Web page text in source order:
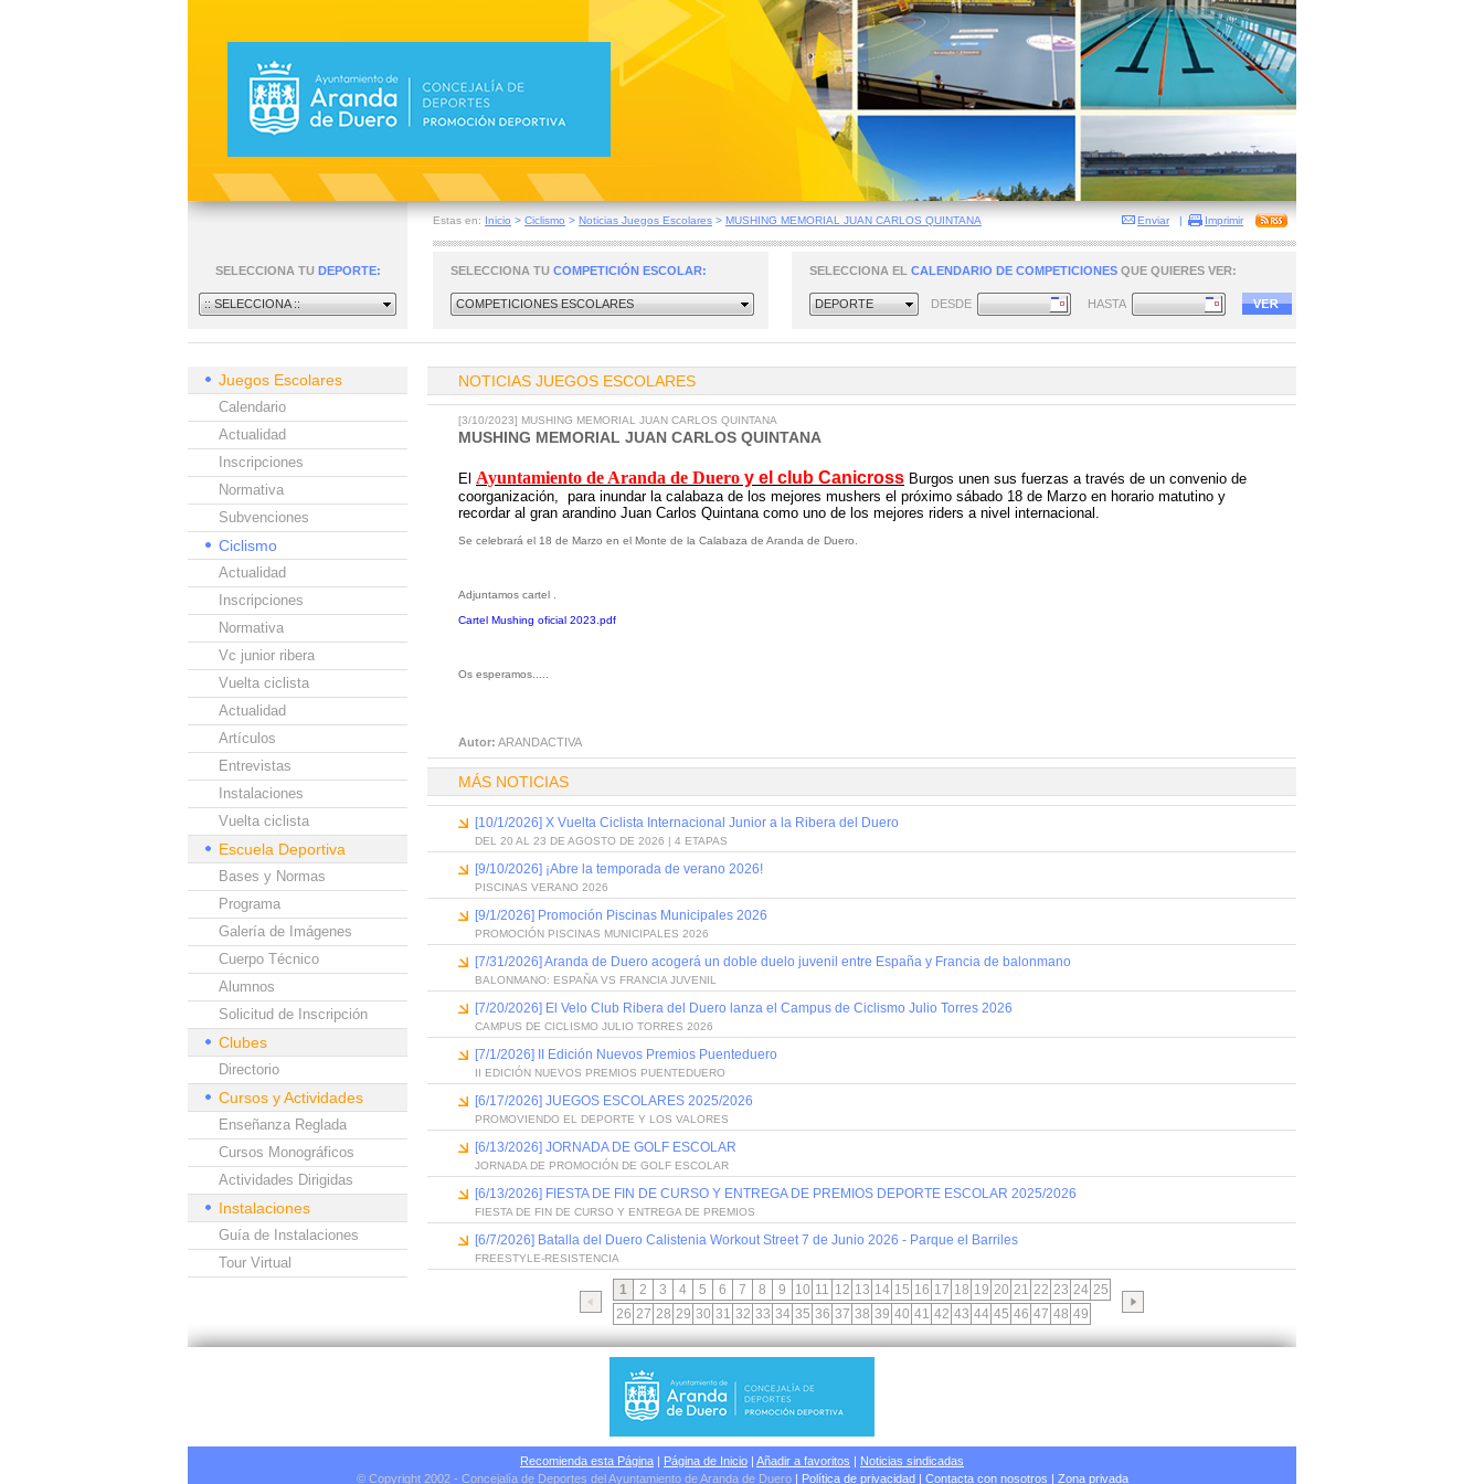
Estas en: Inicio > Ciclismo > Noticias Juegos Escolares > MUSHING MEMORIAL JUAN CARLOS QUINTANA Enviar | Imprimir
SELECCIONA TU DEPORTE:
:: SELECCIONA ::
SELECCIONA TU COMPETICIÓN ESCOLAR:
COMPETICIONES ESCOLARES
SELECCIONA EL CALENDARIO DE COMPETICIONES QUE QUIERES VER:
DEPORTE DESDE HASTA
Juegos Escolares
Calendario
Actualidad
Inscripciones
Normativa
Subvenciones
Ciclismo
Actualidad
Inscripciones
Normativa
Vc junior ribera
Vuelta ciclista
Actualidad
Artículos
Entrevistas
Instalaciones
Vuelta ciclista
Escuela Deportiva
Bases y Normas
Programa
Galería de Imágenes
Cuerpo Técnico
Alumnos
Solicitud de Inscripción
Clubes
Directorio
Cursos y Actividades
Enseñanza Reglada
Cursos Monográficos
Actividades Dirigidas
Instalaciones
Guía de Instalaciones
Tour Virtual
NOTICIAS JUEGOS ESCOLARES
[3/10/2023] MUSHING MEMORIAL JUAN CARLOS QUINTANA
MUSHING MEMORIAL JUAN CARLOS QUINTANA
El Ayuntamiento de Aranda de Duero y el club Canicross Burgos unen sus fuerzas a través de un convenio de
coorganización, para inundar la calabaza de los mejores mushers el próximo sábado 18 de Marzo en horario matutino y
recordar al gran arandino Juan Carlos Quintana como uno de los mejores riders a nivel internacional.
Se celebrará el 18 de Marzo en el Monte de la Calabaza de Aranda de Duero.
Adjuntamos cartel .
Cartel Mushing oficial 2023.pdf
Os esperamos.....
Autor: ARANDACTIVA
MÁS NOTICIAS
[10/1/2026] X Vuelta Ciclista Internacional Junior a la Ribera del Duero
DEL 20 AL 23 DE AGOSTO DE 2026 | 4 ETAPAS
[9/10/2026] ¡Abre la temporada de verano 2026!
PISCINAS VERANO 2026
[9/1/2026] Promoción Piscinas Municipales 2026
PROMOCIÓN PISCINAS MUNICIPALES 2026
[7/31/2026] Aranda de Duero acogerá un doble duelo juvenil entre España y Francia de balonmano
BALONMANO: ESPAÑA VS FRANCIA JUVENIL
[7/20/2026] El Velo Club Ribera del Duero lanza el Campus de Ciclismo Julio Torres 2026
CAMPUS DE CICLISMO JULIO TORRES 2026
[7/1/2026] II Edición Nuevos Premios Puenteduero
II EDICIÓN NUEVOS PREMIOS PUENTEDUERO
[6/17/2026] JUEGOS ESCOLARES 2025/2026
PROMOVIENDO EL DEPORTE Y LOS VALORES
[6/13/2026] JORNADA DE GOLF ESCOLAR
JORNADA DE PROMOCIÓN DE GOLF ESCOLAR
[6/13/2026] FIESTA DE FIN DE CURSO Y ENTREGA DE PREMIOS DEPORTE ESCOLAR 2025/2026
FIESTA DE FIN DE CURSO Y ENTREGA DE PREMIOS
[6/7/2026] Batalla del Duero Calistenia Workout Street 7 de Junio 2026 - Parque el Barriles
FREESTYLE-RESISTENCIA
1 2 3 4 5 6 7 8 9 10 11 12 13 14 15 16 17 18 19 20 21 22 23 24 25
26 27 28 29 30 31 32 33 34 35 36 37 38 39 40 41 42 43 44 45 46 47 48 49
Recomienda esta Página | Página de Inicio | Añadir a favoritos | Noticias sindicadas
© Copyright 2002 - Concejalía de Deportes del Ayuntamiento de Aranda de Duero| Política de privacidad| Contacta con nosotros | Zona privada